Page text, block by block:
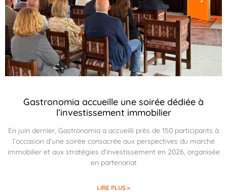
Gastronomia accueille une soirée dédiée à
l’investissement immobilier
En juin dernier, Gastronomia a accueilli près de 150 participants à
l’occasion d’une soirée consacrée aux perspectives du marché
immobilier et aux stratégies d’investissement en 2026, organisée
en partenariat
LIRE PLUS »